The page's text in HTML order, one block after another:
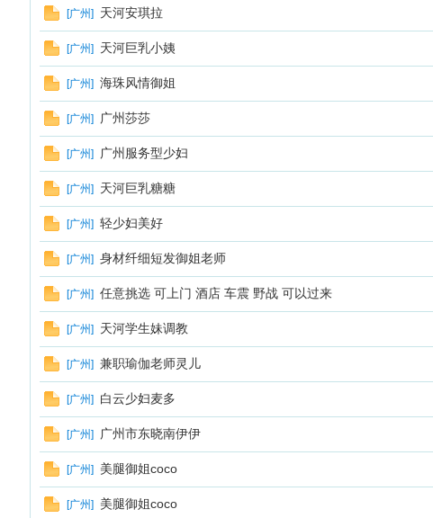
[广州] 天河安琪拉
[广州] 天河巨乳小姨
[广州] 海珠风情御姐
[广州] 广州莎莎
[广州] 广州服务型少妇
[广州] 天河巨乳糖糖
[广州] 轻少妇美好
[广州] 身材纤细短发御姐老师
[广州] 任意挑选 可上门 酒店 车震 野战 可以过来
[广州] 天河学生妹调教
[广州] 兼职瑜伽老师灵儿
[广州] 白云少妇麦多
[广州] 广州市东晓南伊伊
[广州] 美腿御姐coco
[广州] 美腿御姐coco